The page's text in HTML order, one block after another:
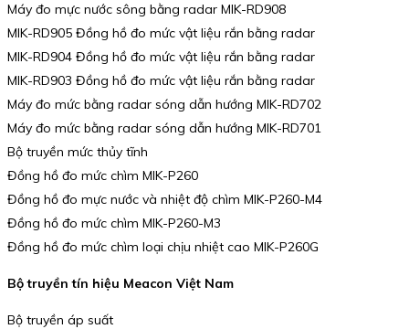
Máy đo mực nước sông bằng radar MIK-RD908
MIK-RD905 Đồng hồ đo mức vật liệu rắn bằng radar
MIK-RD904 Đồng hồ đo mức vật liệu rắn bằng radar
MIK-RD903 Đồng hồ đo mức vật liệu rắn bằng radar
Máy đo mức bằng radar sóng dẫn hướng MIK-RD702
Máy đo mức bằng radar sóng dẫn hướng MIK-RD701
Bộ truyền mức thủy tĩnh
Đồng hồ đo mức chìm MIK-P260
Đồng hồ đo mực nước và nhiệt độ chìm MIK-P260-M4
Đồng hồ đo mức chìm MIK-P260-M3
Đồng hồ đo mức chìm loại chịu nhiệt cao MIK-P260G
Bộ truyền tín hiệu Meacon Việt Nam
Bộ truyền áp suất